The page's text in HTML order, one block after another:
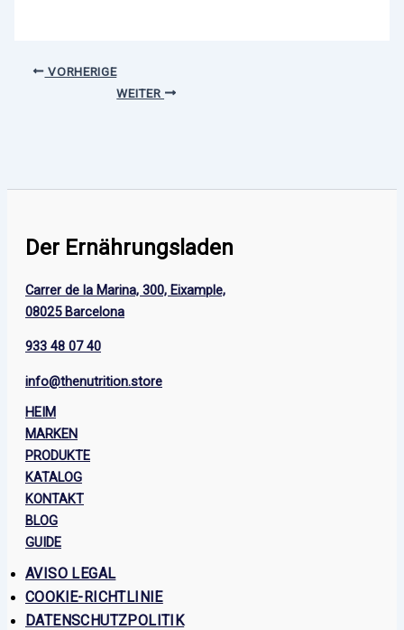
VORHERIGE
WEITER
Der Ernährungsladen
Carrer de la Marina, 300, Eixample,
08025 Barcelona
933 48 07 40
info@thenutrition.store
HEIM
MARKEN
PRODUKTE
KATALOG
KONTAKT
BLOG
GUIDE
AVISO LEGAL
COOKIE-RICHTLINIE
DATENSCHUTZPOLITIK